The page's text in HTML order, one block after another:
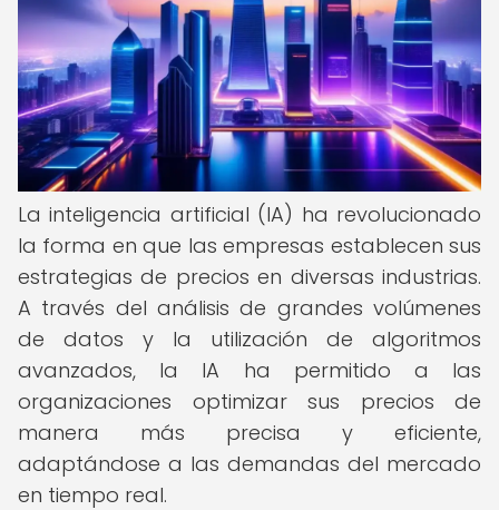
La inteligencia artificial (IA) ha revolucionado
la forma en que las empresas establecen sus
estrategias de precios en diversas industrias.
A través del análisis de grandes volúmenes
de datos y la utilización de algoritmos
avanzados, la IA ha permitido a las
organizaciones optimizar sus precios de
manera más precisa y eficiente,
adaptándose a las demandas del mercado
en tiempo real.